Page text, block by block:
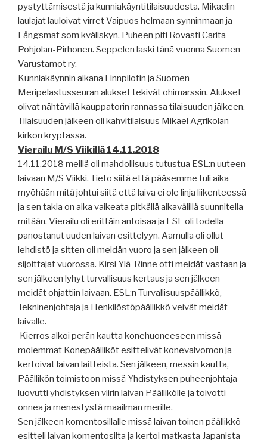
pystyttämisestä ja kunniakäyntitilaisuudesta. Mikaelin
laulajat lauloivat virret Vaipuos helmaan synninmaan ja
Långsmat som kvällskyn. Puheen piti Rovasti Carita
Pohjolan-Pirhonen. Seppelen laski tänä vuonna Suomen
Varustamot ry.
Kunniakäynnin aikana Finnpilotin ja Suomen
Meripelastusseuran alukset tekivät ohimarssin. Alukset
olivat nähtävillä kauppatorin rannassa tilaisuuden jälkeen.
Tilaisuuden jälkeen oli kahvitilaisuus Mikael Agrikolan
kirkon kryptassa.
Vierailu M/S Viikillä 14.11.2018
14.11.2018 meillä oli mahdollisuus tutustua ESL:n uuteen
laivaan M/S Viikki. Tieto siitä että pääsemme tuli aika
myöhään mitä johtui siitä että laiva ei ole linja liikenteessä
ja sen takia on aika vaikeata pitkällä aikavälillä suunnitella
mitään. Vierailu oli erittäin antoisaa ja ESL oli todella
panostanut uuden laivan esittelyyn. Aamulla oli ollut
lehdistö ja sitten oli meidän vuoro ja sen jälkeen oli
sijoittajat vuorossa. Kirsi Ylä-Rinne otti meidät vastaan ja
sen jälkeen lyhyt turvallisuus kertaus ja sen jälkeen
meidät ohjattiin laivaan. ESL:n Turvallisuuspäällikkö,
Tekninenjohtaja ja Henkilöstöpäällikkö veivät meidät
laivalle.
Kierros alkoi perän kautta konehuoneeseen missä
molemmat Konepäälliköt esittelivät konevalvomon ja
kertoivat laivan laitteista. Sen jälkeen, messin kautta,
Päällikön toimistoon missä Yhdistyksen puheenjohtaja
luovutti yhdistyksen viirin laivan Päällikölle ja toivotti
onnea ja menestystä maailman merille.
Sen jälkeen komentosillalle missä laivan toinen päällikkö
esitteli laivan komentosilta ja kertoi matkasta Japanista